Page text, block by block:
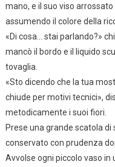
mano, e il suo viso
assumendo il colore della
«Di cosa… stai parlando?»
mancò il bordo e il liquido
tovaglia.
«Sto dicendo che la tua
chiude per motivi tecnici»,
metodicamente i suoi fiori.
Prese una grande scatola di
conservato con prudenza
Avvolse ogni piccolo vaso in